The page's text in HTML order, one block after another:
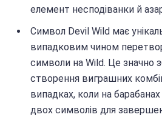
елемент несподіванки й
Символ Devil Wild має
випадковим чином
символи на Wild. Це значно
створення виграшних
випадках, коли на
двох символів для